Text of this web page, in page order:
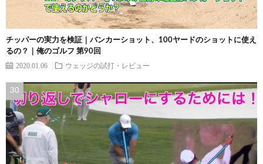
チッパーの実力を検証｜バンカーショット、100ヤードのショットに使え
るの？｜俺のゴルフ 第90回
2020.01.06 ウェッジの試打・レビュー